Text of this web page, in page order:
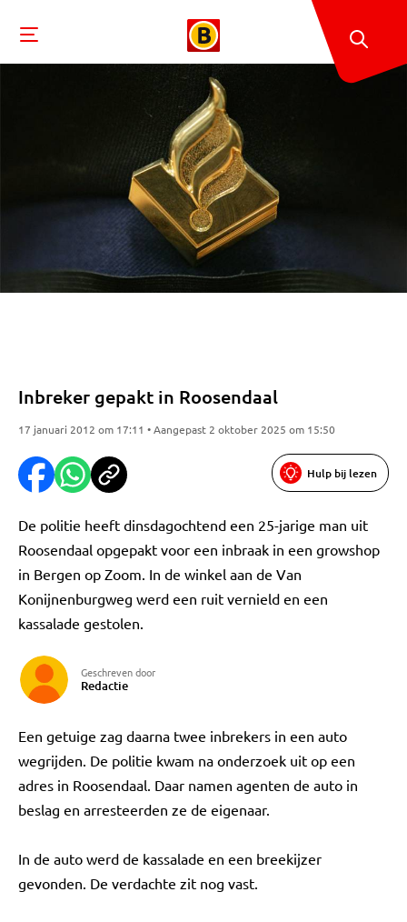
Inbreker gepakt in Roosendaal
17 januari 2012 om 17:11 • Aangepast 2 oktober 2025 om 15:50
Hulp bij lezen
De politie heeft dinsdagochtend een 25-jarige man uit
Roosendaal opgepakt voor een inbraak in een growshop
in Bergen op Zoom. In de winkel aan de Van
Konijnenburgweg werd een ruit vernield en een
kassalade gestolen.
Geschreven door
Redactie
Een getuige zag daarna twee inbrekers in een auto
wegrijden. De politie kwam na onderzoek uit op een
adres in Roosendaal. Daar namen agenten de auto in
beslag en arresteerden ze de eigenaar.
In de auto werd de kassalade en een breekijzer
gevonden. De verdachte zit nog vast.